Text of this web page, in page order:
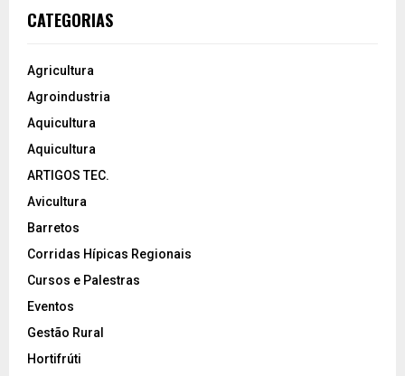
CATEGORIAS
Agricultura
Agroindustria
Aquicultura
Aquicultura
ARTIGOS TEC.
Avicultura
Barretos
Corridas Hípicas Regionais
Cursos e Palestras
Eventos
Gestão Rural
Hortifrúti